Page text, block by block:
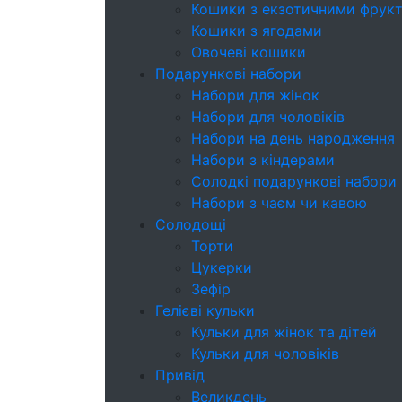
Кошики з екзотичними
Кошики з ягодами
Овочеві кошики
Подарункові набори
Набори для жінок
Набори для чоловіків
Набори на день народження
Набори з кіндерами
Cолодкі подарункові набори
Набори з чаєм чи кавою
Солодощі
Торти
Цукерки
Зефір
Гелієві кульки
Кульки для жінок та дітей
Кульки для чоловіків
Привід
Великдень